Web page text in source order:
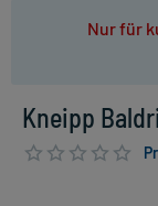
Nur für
Kneipp